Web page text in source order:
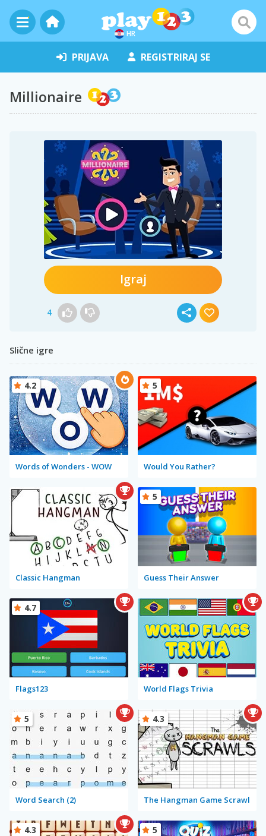
HR
PRIJAVA REGISTRIRAJ SE
Millionaire
Igraj
4
Slične igre
Words of Wonders - WOW
4.2
Would You Rather?
5
Classic Hangman Guess Their Answer
5
Flags123
4.7
World Flags Trivia
Word Search (2)
5
The Hangman Game Scrawl
4.3
4.3 5